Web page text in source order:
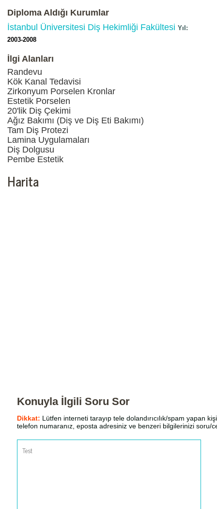
Diploma Aldığı Kurumlar
İstanbul Üniversitesi Diş Hekimliği Fakültesi
2003-2008
İlgi Alanları
Randevu
Kök Kanal Tedavisi
Zirkonyum Porselen Kronlar
Estetik Porselen
20'lik Diş Çekimi
Ağız Bakımı (Diş ve Diş Eti Bakımı)
Tam Diş Protezi
Lamina Uygulamaları
Diş Dolgusu
Pembe Estetik
Harita
Konuyla İlgili Soru Sor
Dikkat: Lütfen interneti tarayıp tele dolandırıcılık/spam yapan
telefon numaranız, eposta adresiniz ve benzeri bilgilerinizi soru/